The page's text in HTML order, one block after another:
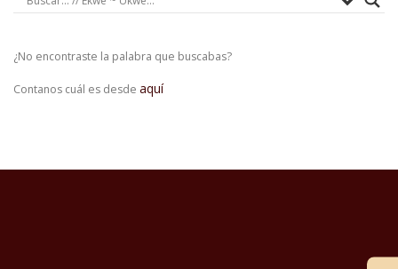
¿No encontraste la palabra que buscabas?
Contanos cuál es desde aquí